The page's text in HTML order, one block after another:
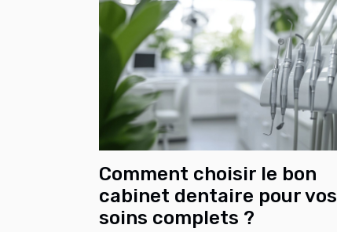
Comment choisir le bon
cabinet dentaire pour vos
soins complets ?